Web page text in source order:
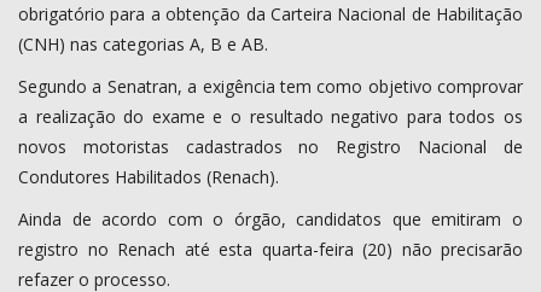
obrigatório para a obtenção da Carteira Nacional de Habilitação
(CNH) nas categorias A, B e AB.
Segundo a Senatran, a exigência tem como objetivo comprovar
a realização do exame e o resultado negativo para todos os
novos motoristas cadastrados no Registro Nacional de
Condutores Habilitados (Renach).
Ainda de acordo com o órgão, candidatos que emitiram o
registro no Renach até esta quarta-feira (20) não precisarão
refazer o processo.